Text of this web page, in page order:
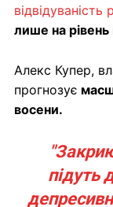
відвідуваність
лише на рівень
Алекс Купер,
прогнозує
восени.
підуть